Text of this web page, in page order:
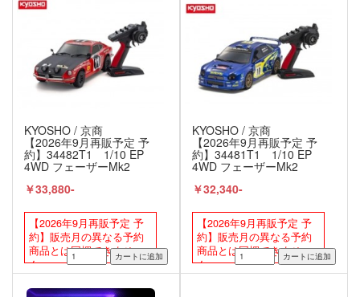
KYOSHO / 京商
【2026年9月再販予定 予
約】34482T1 1/10 EP
4WD フェーザーMk2
240Zラリー レディセッ
￥33,880-
【2026年9月再販予定 予
約】販売月の異なる予約
商品とは同梱できませ
ん。
KYOSHO / 京商
【2026年9月再販予定 予
約】34481T1 1/10 EP
4WD フェーザーMk2
ッサ WRC 2002 レディセ
￥32,340-
【2026年9月再販予定 予
約】販売月の異なる予約
商品とは同梱できませ
ん。